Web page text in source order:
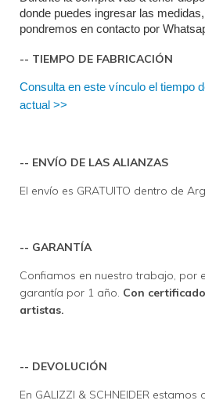
donde puedes ingresar las
pondremos en contacto por
-- TIEMPO DE FABRICACIÓN
Consulta en este vínculo el tiempo
actual >>
-- ENVÍO DE LAS ALIANZAS
El envío es GRATUITO dentro de
-- GARANTÍA
Confiamos en nuestro trabajo, por
garantía por 1 año. Con
artistas.
-- DEVOLUCIÓN
En GALIZZI & SCHNEIDER